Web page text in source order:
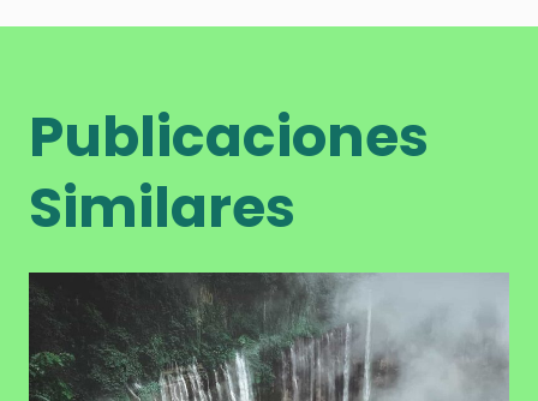
entradas
Publicaciones
Similares